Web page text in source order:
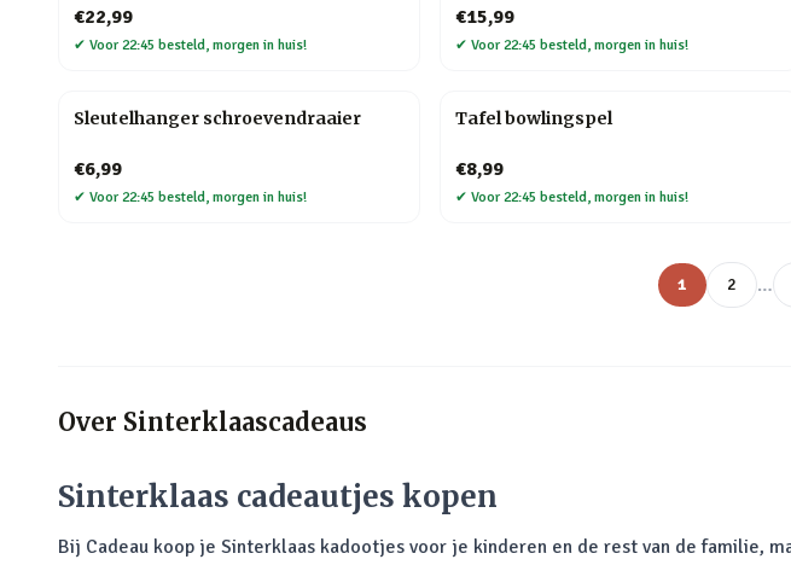
€22,99
✔ Voor 22:45 besteld, morgen in huis!
€15,99
✔ Voor 22:45 besteld, morgen in huis!
Sleutelhanger schroevendraaier
€6,99
✔ Voor 22:45 besteld, morgen in huis!
Tafel bowlingspel
€8,99
✔ Voor 22:45 besteld, morgen in huis!
1 2 …
Over Sinterklaascadeaus
Sinterklaas cadeautjes kopen
Bij Cadeau koop je Sinterklaas kadootjes voor je kinderen en de rest van de